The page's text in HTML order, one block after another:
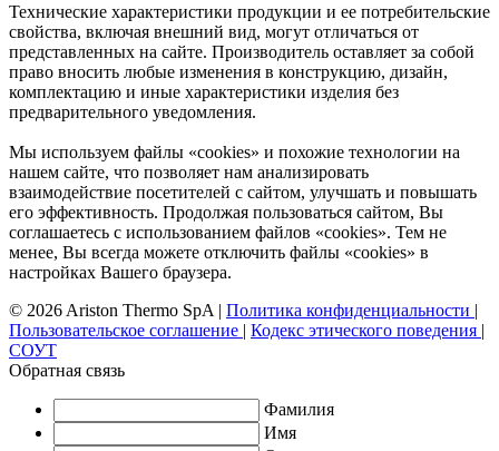
Технические характеристики продукции и ее потребительские
свойства, включая внешний вид, могут отличаться от
представленных на сайте. Производитель оставляет за собой
право вносить любые изменения в конструкцию, дизайн,
комплектацию и иные характеристики изделия без
предварительного уведомления.
Мы используем файлы «cookies» и похожие технологии на
нашем сайте, что позволяет нам анализировать
взаимодействие посетителей с сайтом, улучшать и повышать
его эффективность. Продолжая пользоваться сайтом, Вы
соглашаетесь с использованием файлов «cookies». Тем не
менее, Вы всегда можете отключить файлы «cookies» в
настройках Вашего браузера.
© 2026 Ariston Thermo SpA | Политика конфиденциальности |
Пользовательское соглашение | Кодекс этического поведения |
СОУТ
Обратная связь
Фамилия
Имя